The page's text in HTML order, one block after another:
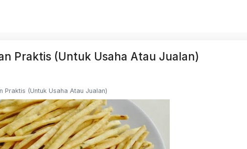
Praktis (Untuk Usaha Atau Jualan)
Praktis (Untuk Usaha Atau Jualan)